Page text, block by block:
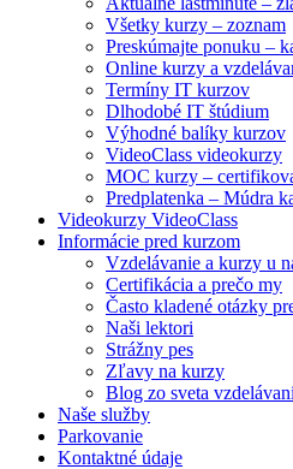
Všetky kurzy – zoznam
Preskúmajte ponuku –
Online kurzy a
Termíny IT kurzov
Dlhodobé IT štúdium
Výhodné balíky kurzov
VideoClass videokurzy
MOC kurzy –
Predplatenka – Múdra
Videokurzy VideoClass
Informácie pred kurzom
Vzdelávanie a kurzy u
Certifikácia a prečo my
Často kladené otázky
Naši lektori
Strážny pes
Zľavy na kurzy
Blog zo sveta
Naše služby
Parkovanie
Kontaktné údaje